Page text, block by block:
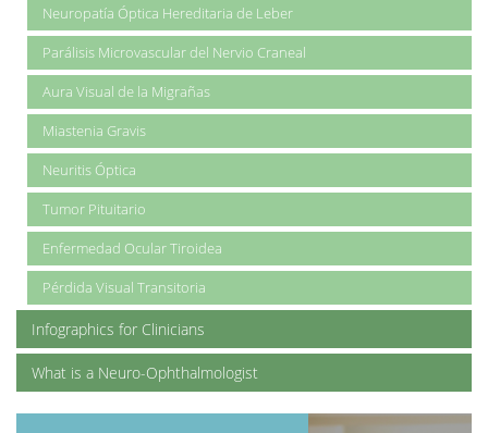
Neuropatía Óptica Hereditaria de Leber
Parálisis Microvascular del Nervio Craneal
Aura Visual de la Migrañas
Miastenia Gravis
Neuritis Óptica
Tumor Pituitario
Enfermedad Ocular Tiroidea
Pérdida Visual Transitoria
Infographics for Clinicians
What is a Neuro-Ophthalmologist